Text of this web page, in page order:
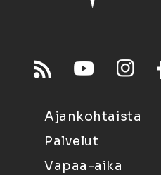
Ajankohtaista
Palvelut
Vapaa-aika